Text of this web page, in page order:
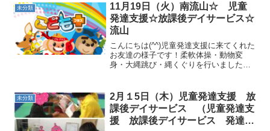
未分類
11月19日（火）南流山☆ 児童
発達支援☆放課後デイサービス☆
流山
こんにちは(^^)児童発達支援に来てくれた
お友達の様子です！柔軟体操・動物変
身・大縄跳び・縄くぐりを行いました
プトランポリン・マット押し・カエルジ
ャンプ・跳び箱...
未分類
2月１5日（木）児童発達支援 放
課後デイサービス （児童発達支
援 放課後デイサービス 発達気